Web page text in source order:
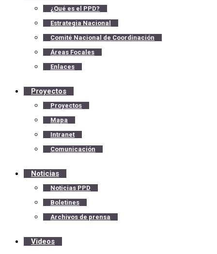
¿Qué es el PPD?
Estrategia Nacional
Comité Nacional de Coordinación
Áreas Focales
Enlaces
Proyectos
Proyectos
Mapa
Intranet
Comunicación
Noticias
Noticias PPD
Boletines
Archivos de prensa
Videos